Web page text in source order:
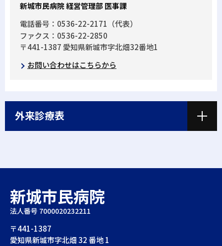
新城市民病院 経営管理部 医事課
電話番号：0536-22-2171（代表）
ファクス：0536-22-2850
〒441-1387 愛知県新城市字北畑32番地1
お問い合わせはこちらから
外来診療表
新城市民病院
法人番号 7000020232211
〒441-1387
愛知県新城市字北畑 32 番地 1